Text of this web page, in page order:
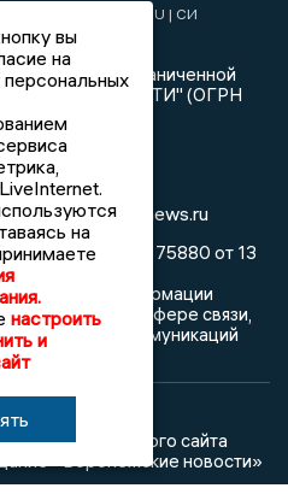
© VORONEZHNEWS.RU | СИ
новости»
Общество с ограниченной
НОВОСТИ" (ОГРН
А.А.
262 77 92
info@voronezhnews.ru
Эл № ФС 77 - 75880 от 13
из реестра
массовой информации
по надзору в сфере связи,
и массовых коммуникаций
с данного сайта
«Воронежские новости»
вы
на
на
настроить
и